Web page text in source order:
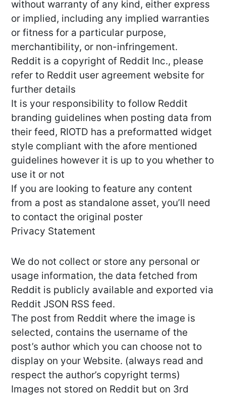
without warranty of any kind, either express
or implied, including any implied warranties
or fitness for a particular purpose,
merchantibility, or non-infringement.
Reddit is a copyright of Reddit Inc., please
refer to Reddit user agreement website for
further details
It is your responsibility to follow Reddit
branding guidelines when posting data from
their feed, RIOTD has a preformatted widget
style compliant with the afore mentioned
guidelines however it is up to you whether to
use it or not
If you are looking to feature any content
from a post as standalone asset, you’ll need
to contact the original poster
Privacy Statement
We do not collect or store any personal or
usage information, the data fetched from
Reddit is publicly available and exported via
Reddit JSON RSS feed.
The post from Reddit where the image is
selected, contains the username of the
post’s author which you can choose not to
display on your Website. (always read and
respect the author’s copyright terms)
Images not stored on Reddit but on 3rd